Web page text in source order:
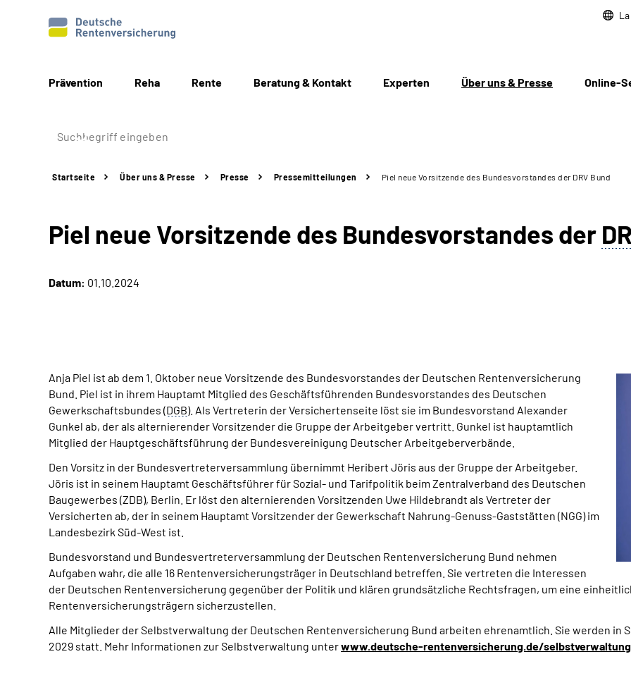
Prävention Reha Rente Beratung & Kontakt Experten Über uns & Presse Online-
Startseite Über uns & Presse Presse Pressemitteilungen Piel neue Vorsitzende des Bundesvorstandes der DRV Bund
Piel neue Vorsitzende des Bundesvorstandes der
Datum: 01.10.2024
Anja Piel ist ab dem 1. Oktober neue Vorsitzende des Bundesvorstandes der Deutschen Rentenversicherung
Bund. Piel ist in ihrem Hauptamt Mitglied des Geschäftsführenden Bundesvorstandes des Deutschen
Gewerkschaftsbundes (DGB). Als Vertreterin der Versichertenseite löst sie im Bundesvorstand Alexander
Gunkel ab, der als alternierender Vorsitzender die Gruppe der Arbeitgeber vertritt. Gunkel ist hauptamtlich
Mitglied der Hauptgeschäftsführung der Bundesvereinigung Deutscher Arbeitgeberverbände.
Den Vorsitz in der Bundesvertreterversammlung übernimmt Heribert Jöris aus der Gruppe der Arbeitgeber.
Jöris ist in seinem Hauptamt Geschäftsführer für Sozial- und Tarifpolitik beim Zentralverband des Deutschen
Baugewerbes (ZDB), Berlin. Er löst den alternierenden Vorsitzenden Uwe Hildebrandt als Vertreter der
Versicherten ab, der in seinem Hauptamt Vorsitzender der Gewerkschaft Nahrung-Genuss-Gaststätten (NGG) im
Landesbezirk Süd-West ist.
Bundesvorstand und Bundesvertreterversammlung der Deutschen Rentenversicherung Bund nehmen
Aufgaben wahr, die alle 16 Rentenversicherungsträger in Deutschland betreffen. Sie vertreten die Interessen
der Deutschen Rentenversicherung gegenüber der Politik und klären grundsätzliche Rechtsfragen, um eine
Rentenversicherungsträgern sicherzustellen.
Alle Mitglieder der Selbstverwaltung der Deutschen Rentenversicherung Bund arbeiten ehrenamtlich. Sie werden in
2029 statt. Mehr Informationen zur Selbstverwaltung unterwww.deutsche-rentenversicherung.de/selbstverwaltung